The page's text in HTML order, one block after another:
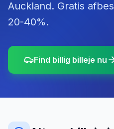
Auckland. Gratis
20-40%.
Find billig billeje nu